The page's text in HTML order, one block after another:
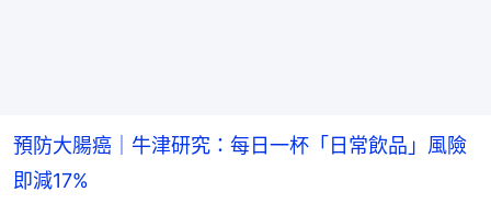
預防大腸癌｜牛津研究：每日一杯「日常飲品」風險
即減17%